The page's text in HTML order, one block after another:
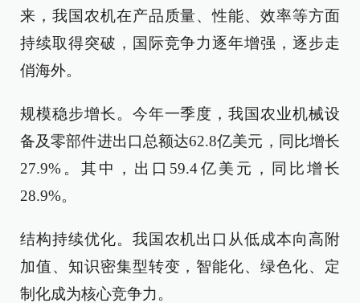
来，我国农机在产品质量、性能、效率等方面
持续取得突破，国际竞争力逐年增强，逐步走
俏海外。
规模稳步增长。今年一季度，我国农业机械设
备及零部件进出口总额达62.8亿美元，同比增长
27.9%。其中，出口59.4亿美元，同比增长
28.9%。
结构持续优化。我国农机出口从低成本向高附
加值、知识密集型转变，智能化、绿色化、定
制化成为核心竞争力。